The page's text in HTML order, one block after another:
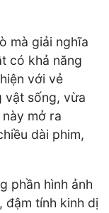
mà giải nghĩa
có khả năng
với vẻ
vật sống, vừa
mở ra
dài phim,
phần hình ảnh
đậm tính kinh dị